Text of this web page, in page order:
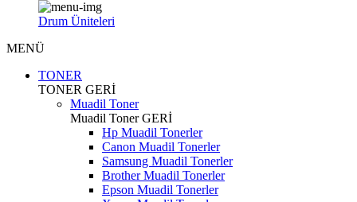
Drum Üniteleri
MENÜ
TONER
TONER GERİ
Muadil Toner
Muadil TonerGERİ
Hp Muadil Tonerler
Canon Muadil Tonerler
Samsung Muadil Tonerler
Brother Muadil Tonerler
Epson Muadil Tonerler